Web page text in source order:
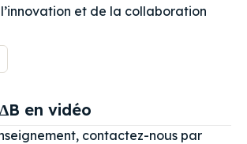
et de la collaboration
en vidéo
contactez-nous par